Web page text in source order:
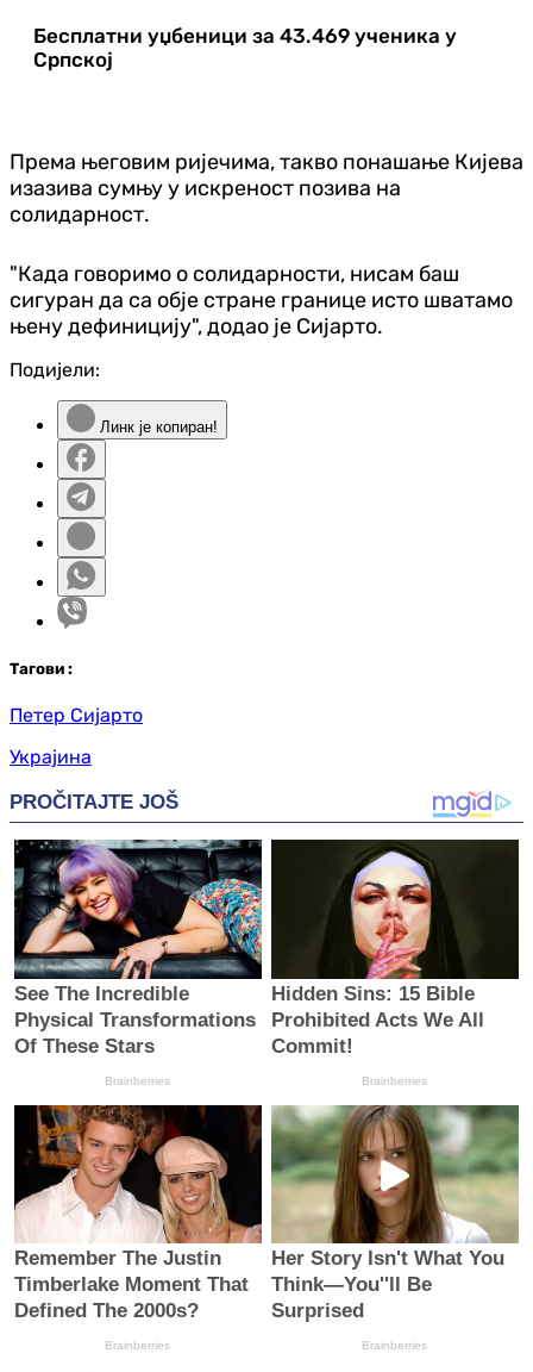
Бесплатни уџбеници за 43.469 ученика у
Српској
Према његовим ријечима, такво понашање Кијева
изазива сумњу у искреност позива на
солидарност.
"Када говоримо о солидарности, нисам баш
сигуран да са обје стране границе исто шватамо
њену дефиницију", додао је Сијарто.
Подијели:
Линк је копиран!
Тагови :
Петер Сијарто
Украјина